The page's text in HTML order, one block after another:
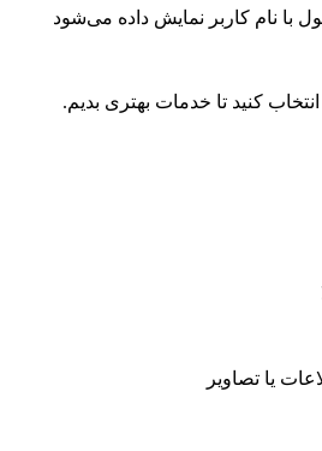
با نام کاربر نمایش داده می‌شود
کنید تا خدمات بهتری بدیم.
یا تصاویر